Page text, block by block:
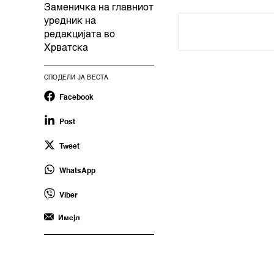
Заменичка на главниот
уредник на
редакцијата во
Хрватска
СПОДЕЛИ ЈА ВЕСТА
Facebook
Post
Tweet
WhatsApp
Viber
Имејл